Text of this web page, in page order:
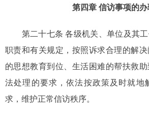
第四章 信访事项的办
第二十七条 各级机关、单位及其工
职责和有关规定，按照诉求合理的解
的思想教育到位、生活困难的帮扶救
法处理的要求，依法按政策及时就地
求，维护正常信访秩序。